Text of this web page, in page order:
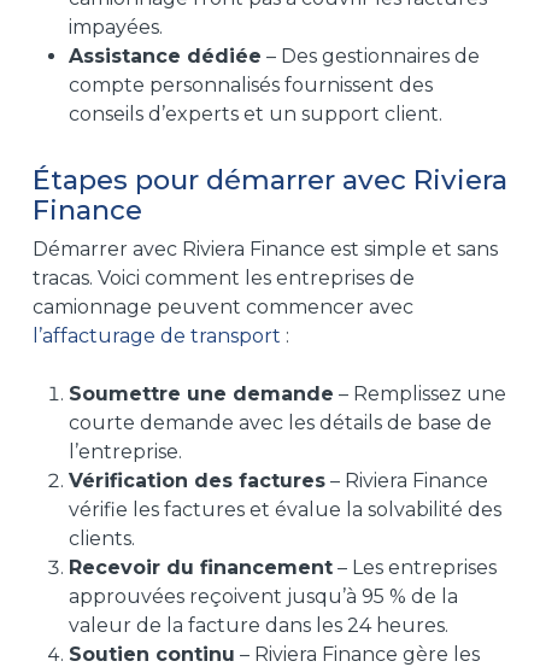
impayées.
Assistance dédiée – Des gestionnaires de
compte personnalisés fournissent des
conseils d’experts et un support client.
Étapes pour démarrer avec Riviera
Finance
Démarrer avec Riviera Finance est simple et sans
tracas. Voici comment les entreprises de
camionnage peuvent commencer avec
l’affacturage de transport :
Soumettre une demande – Remplissez une
courte demande avec les détails de base de
l’entreprise.
Vérification des factures– Riviera Finance
vérifie les factures et évalue la solvabilité des
clients.
Recevoir du financement– Les entreprises
approuvées reçoivent jusqu’à 95 % de la
valeur de la facture dans les 24 heures.
Soutien continu – Riviera Finance gère les